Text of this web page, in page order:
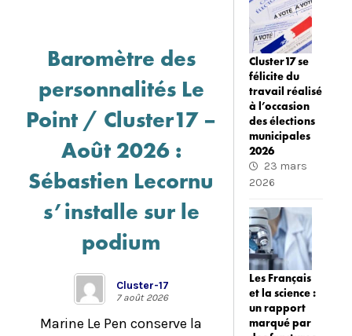
Baromètre des
personnalités Le
Point / Cluster17 –
Août 2026 :
Sébastien Lecornu
s’installe sur le
podium
Cluster-17
7 août 2026
Marine Le Pen conserve la
Cluster17 se
félicite du
travail réalisé
à l’occasion
des élections
municipales
2026
23 mars
2026
Les Français
et la science :
un rapport
marqué par